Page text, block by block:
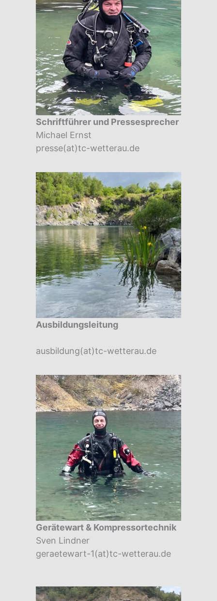
Schriftführer und Pressesprecher
Michael Ernst
presse(at)tc-wetterau.de
Ausbildungsleitung
ausbildung(at)tc-wetterau.de
Gerätewart & Kompressortechnik
Sven Lindner
geraetewart-1(at)tc-wetterau.de